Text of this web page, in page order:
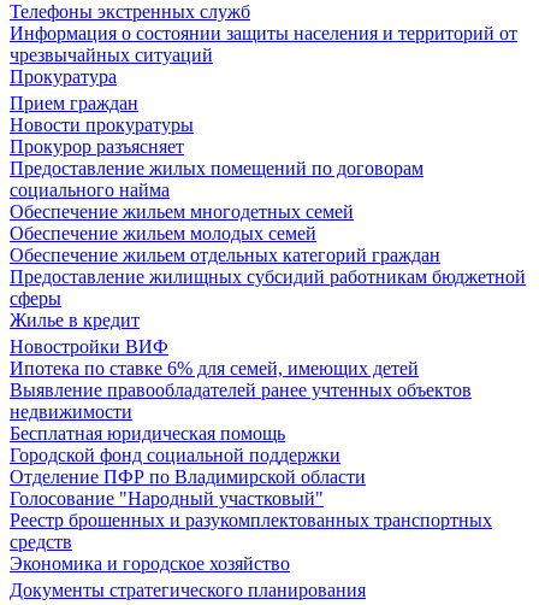
Телефоны экстренных служб
Информация о состоянии защиты населения и территорий от
чрезвычайных ситуаций
Прокуратура
Прием граждан
Новости прокуратуры
Прокурор разъясняет
Предоставление жилых помещений по договорам
социального найма
Обеспечение жильем многодетных семей
Обеспечение жильем молодых семей
Обеспечение жильем отдельных категорий граждан
Предоставление жилищных субсидий работникам бюджетной
сферы
Жилье в кредит
Новостройки ВИФ
Ипотека по ставке 6% для семей, имеющих детей
Выявление правообладателей ранее учтенных объектов
недвижимости
Бесплатная юридическая помощь
Городской фонд социальной поддержки
Отделение ПФР по Владимирской области
Голосование "Народный участковый"
Реестр брошенных и разукомплектованных транспортных
средств
Экономика и городское хозяйство
Документы стратегического планирования